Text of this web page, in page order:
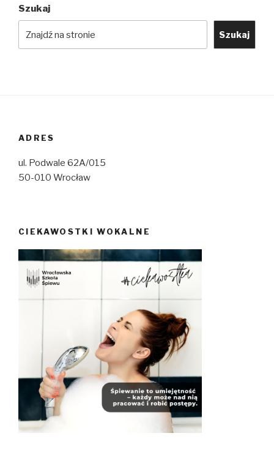
Szukaj
Szukaj
ADRES
ul. Podwale 62A/015
50-010 Wrocław
CIEKAWOSTKI WOKALNE